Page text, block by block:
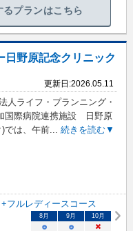
プランはこちら
日野原記念クリニック
更新日:2026.05.11
人ライフ・プランニング・
国際病院連携施設 日野原
では、午前... 続きを読む▼
フルレディースコース
8 月 9 月 10月
○ ○ ×